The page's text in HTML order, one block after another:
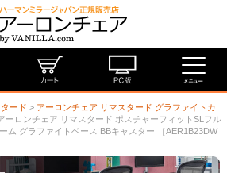
ード > アーロンチェア リマスタード グラファイトカ
ーロンチェア リマスタード ポスチャーフィットSLフル
ム グラファイトベース BBキャスター ［AER1B23DW